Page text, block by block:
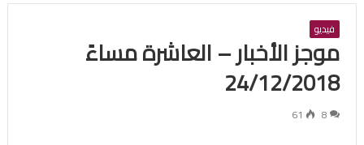
فيديو
موجز الأخبار – العاشرة مساءً
24/12/2018
8
61